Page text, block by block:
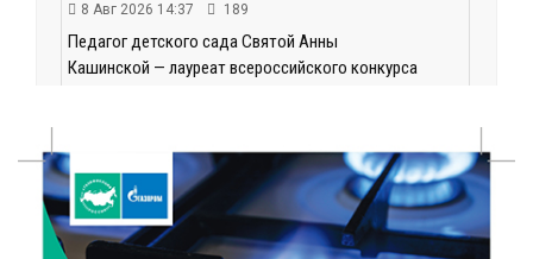
8 Авг 2026 14:37 189
Педагог детского сада Святой Анны
Кашинской — лауреат всероссийского конкурса
Тверские экологи сняли на видео медвежий обед
8 Авг 2026 14:14 146